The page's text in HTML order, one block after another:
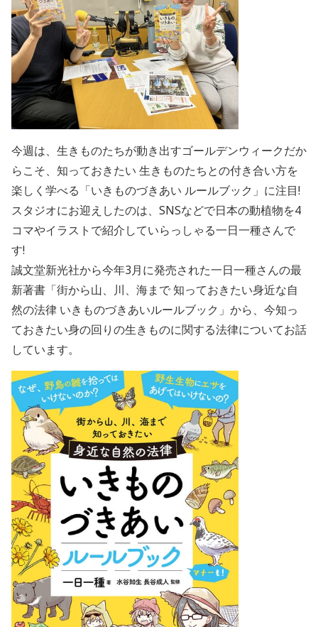
今週は、生きものたちが動き出すゴールデンウィークだか
らこそ、知っておきたい 生きものたちとの付き合い方を
楽しく学べる「いきものづきあい ルールブック」に注目!
スタジオにお迎えしたのは、SNSなどで日本の動植物を4
コマやイラストで紹介していらっしゃる一日一種さんで
す!
誠文堂新光社から今年3月に発売された一日一種さんの最
新著書「街から山、川、海まで 知っておきたい身近な自
然の法律 いきものづきあいルールブック」から、今知っ
ておきたい身の回りの生きものに関する法律についてお話
しています。